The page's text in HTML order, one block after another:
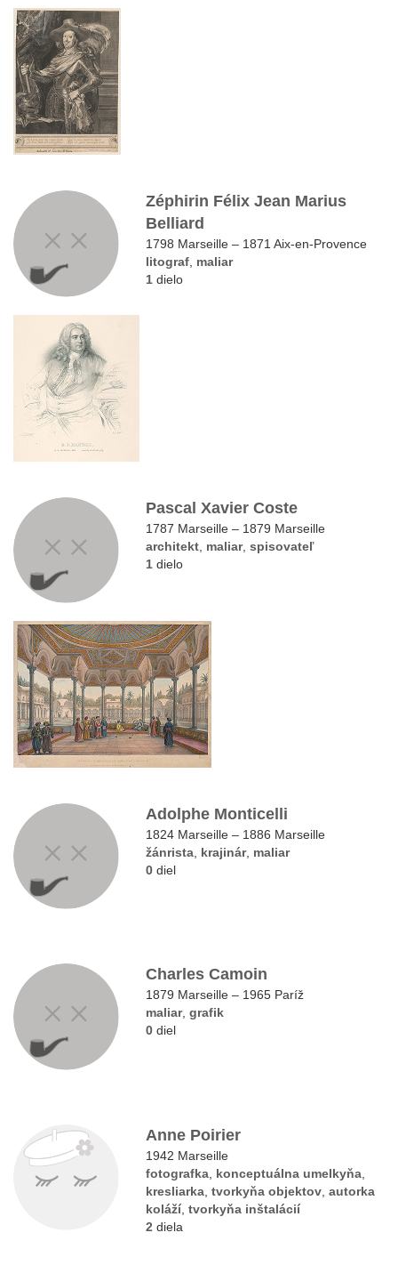
Zéphirin Félix Jean Marius
Belliard
1798 Marseille – 1871 Aix-en-Provence
litograf, maliar
1 dielo
Pascal Xavier Coste
1787 Marseille – 1879 Marseille
architekt maliar,spisovateľ
1 dielo
Adolphe Monticelli
1824 Marseille – 1886 Marseille
žánrista krajinár, maliar
0 diel
Charles Camoin
1879 Marseille – 1965 Paríž
maliar,grafik
0 diel
Anne Poirier
1942 Marseille
fotografka konceptuálna umelkyňa
kresliarka ,tvorkyňa objektov ,autorka
koláží,tvorkyňa inštalácií
2 diela